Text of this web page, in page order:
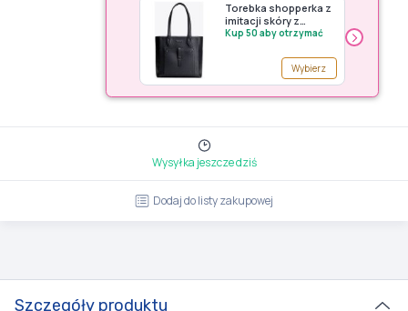
Torebka shopperka z
imitacji skóry z
kieszenią z przodu
Wittchen - premia
Kup 50 aby otrzymać
Wybierz
›
Wysyłka jeszcze dziś
Dodaj do listy zakupowej
Szczegóły produktu